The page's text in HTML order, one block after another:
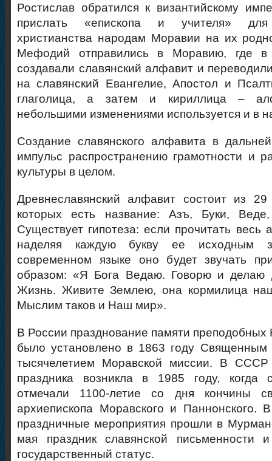
Ростислав обратился к византийскому
прислать «епископа и учителя» для
христианства народам Моравии на их
Мефодий отправились в Моравию, где в
создавали славянский алфавит и
на славянский Евангелие, Апостол и
глаголица, а затем и кириллица –
небольшими изменениями используется и в
Создание славянского алфавита в
импульс распространению грамотности и
культуры в целом.
Древнеславянский алфавит состоит из
которых есть название: Азъ, Буки,
Существует гипотеза: если прочитать весь
наделяя каждую букву ее исходным
современном языке оно будет звучать
образом: «Я Бога Ведаю. Говорю и делаю
Жизнь. Живите Землею, она кормилица
Мыслим таков и Наш мир».
В России празднование памяти
было установлено в 1863 году
тысячелетием Моравской миссии. В СССР
праздника возникла в 1985 году, когда
отмечали 1100-летие со дня кончины
архиепископа Моравского и Паннонского.
праздничные мероприятия прошли в
мая праздник славянской письменности
государственный статус.